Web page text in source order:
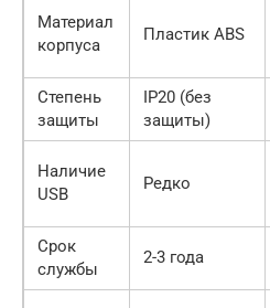
Материал
корпуса
Пластик ABS
Степень
защиты
IP20 (без
защиты)
Наличие
USB
Редко
Срок
службы
2-3 года